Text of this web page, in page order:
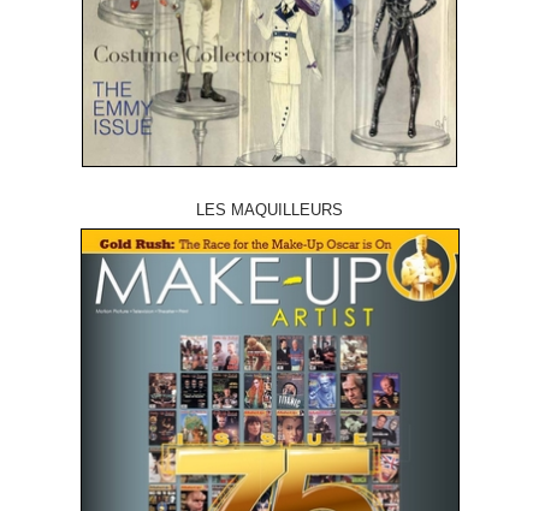
LES MAQUILLEURS